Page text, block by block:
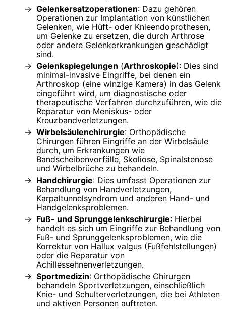
Gelenkersatzoperationen: Dazu gehören
Operationen zur Implantation von künstlichen
Gelenken, wie Hüft- oder Knieendoprothesen,
um Gelenke zu ersetzen, die durch Arthrose
oder andere Gelenkerkrankungen geschädigt
sind.
Gelenkspiegelungen (Arthroskopie): Dies sind
minimal-invasive Eingriffe, bei denen ein
Arthroskop (eine winzige Kamera) in das Gelenk
eingeführt wird, um diagnostische oder
therapeutische Verfahren durchzuführen, wie die
Reparatur von Meniskus- oder
Kreuzbandverletzungen.
Wirbelsäulenchirurgie: Orthopädische
Chirurgen führen Eingriffe an der Wirbelsäule
durch, um Erkrankungen wie
Bandscheibenvorfälle, Skoliose, Spinalstenose
und Wirbelbrüche zu behandeln.
Handchirurgie: Dies umfasst Operationen zur
Behandlung von Handverletzungen,
Karpaltunnelsyndrom und anderen Hand- und
Handgelenksproblemen.
Fuß- und Sprunggelenkschirurgie: Hierbei
handelt es sich um Eingriffe zur Behandlung von
Fuß- und Sprunggelenksproblemen, wie die
Korrektur von Hallux valgus (Fußfehlstellungen)
oder die Reparatur von
Achillessehnenverletzungen.
Sportmedizin: Orthopädische Chirurgen
behandeln Sportverletzungen, einschließlich
Knie- und Schulterverletzungen, die bei Athleten
und aktiven Personen auftreten.